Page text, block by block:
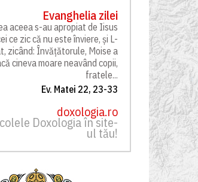
Evanghelia zilei
aceea s-au apropiat de Iisus
ce zic că nu este înviere, și L-
zicând: Învățătorule, Moise a
cineva moare neavând copii,
fratele...
Ev. Matei 22, 23-33
doxologia.ro
Doxologia în site-
ul tău!